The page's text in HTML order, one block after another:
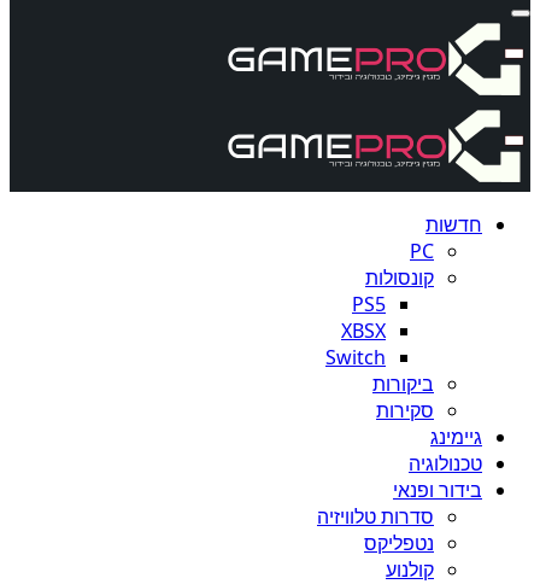
חדשות
PC
קונסולות
PS5
XBSX
Switch
ביקורות
סקירות
גיימינג
טכנולוגיה
בידור ופנאי
סדרות טלוויזיה
נטפליקס
קולנוע